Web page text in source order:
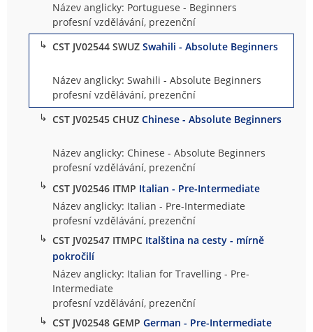
Název anglicky: Portuguese - Beginners
profesní vzdělávání, prezenční
↳ CST JV02544 SWUZSwahili - Absolute Beginners
Název anglicky: Swahili - Absolute Beginners
profesní vzdělávání, prezenční
↳ CST JV02545 CHUZChinese - Absolute Beginners
Název anglicky: Chinese - Absolute Beginners
profesní vzdělávání, prezenční
↳ CST JV02546 ITMP Italian - Pre-Intermediate
Název anglicky: Italian - Pre-Intermediate
profesní vzdělávání, prezenční
↳ CST JV02547 ITMPC Italština na cesty - mírně
pokročilí
Název anglicky: Italian for Travelling - Pre-
Intermediate
profesní vzdělávání, prezenční
↳ CST JV02548 GEMPGerman - Pre-Intermediate